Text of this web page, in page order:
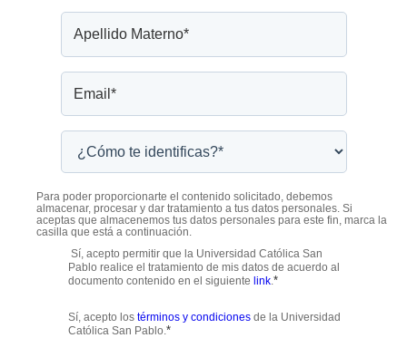
Para poder proporcionarte el contenido solicitado, debemos
almacenar, procesar y dar tratamiento a tus datos personales. Si
aceptas que almacenemos tus datos personales para este fin, marca la
casilla que está a continuación.
Sí, acepto permitir que la Universidad Católica San
Pablo realice el tratamiento de mis datos de acuerdo al
documento contenido en el siguiente link.*
Sí, acepto los términos y condicionesde la Universidad
Católica San Pablo.*